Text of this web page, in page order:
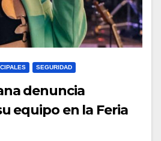
SEGURIDAD
denuncia
equipo en la Feria